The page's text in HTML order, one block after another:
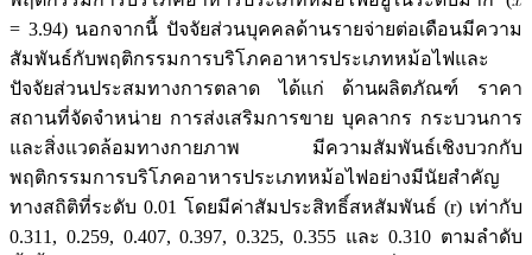
= 3.94) นอกจากนี้ ปัจจัยส่วนบุคคลด้านรายจ่ายต่อเดือนมีความ
สัมพันธ์กับพฤติกรรมการบริโภคอาหารประเภทหม้อไฟและ
ปัจจัยส่วนประสมทางการตลาด ได้แก่ ด้านผลิตภัณฑ์ ราคา
สถานที่จัดจำหน่าย การส่งเสริมการขาย บุคลากร กระบวนการ
และสิ่งแวดล้อมทางกายภาพ มีความสัมพันธ์เชิงบวกกับ
พฤติกรรมการบริโภคอาหารประเภทหม้อไฟอย่างมีนัยสำคัญ
ทางสถิติที่ระดับ 0.01 โดยมีค่าสัมประสิทธิ์สหสัมพันธ์ (r) เท่ากับ
0.311, 0.259, 0.407, 0.397, 0.325, 0.355 และ 0.310 ตามลำดับ